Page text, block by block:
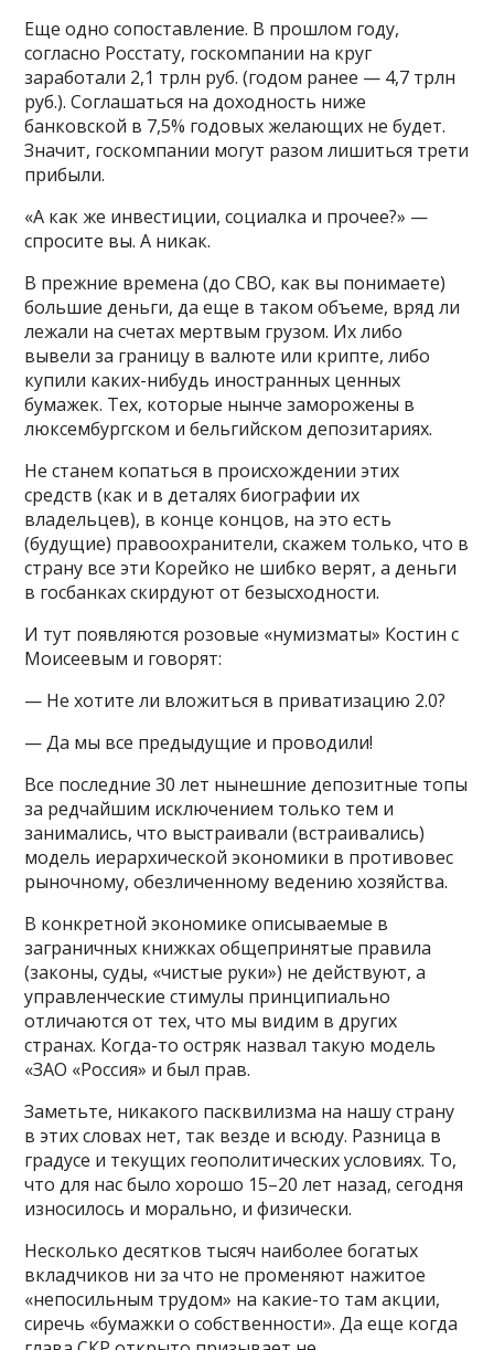
Еще одно сопоставление. В прошлом году,
согласно Росстату, госкомпании на круг
заработали 2,1 трлн руб. (годом ранее — 4,7 трлн
руб.). Соглашаться на доходность ниже
банковской в 7,5% годовых желающих не будет.
Значит, госкомпании могут разом лишиться трети
прибыли.
«А как же инвестиции, социалка и прочее?» —
спросите вы. А никак.
В прежние времена (до СВО, как вы понимаете)
большие деньги, да еще в таком объеме, вряд ли
лежали на счетах мертвым грузом. Их либо
вывели за границу в валюте или крипте, либо
купили каких-нибудь иностранных ценных
бумажек. Тех, которые нынче заморожены в
люксембургском и бельгийском депозитариях.
Не станем копаться в происхождении этих
средств (как и в деталях биографии их
владельцев), в конце концов, на это есть
(будущие) правоохранители, скажем только, что в
страну все эти Корейко не шибко верят, а деньги
в госбанках скирдуют от безысходности.
И тут появляются розовые «нумизматы» Костин с
Моисеевым и говорят:
— Не хотите ли вложиться в приватизацию 2.0?
— Да мы все предыдущие и проводили!
Все последние 30 лет нынешние депозитные топы
за редчайшим исключением только тем и
занимались, что выстраивали (встраивались)
модель иерархической экономики в противовес
рыночному, обезличенному ведению хозяйства.
В конкретной экономике описываемые в
заграничных книжках общепринятые правила
(законы, суды, «чистые руки») не действуют, а
управленческие стимулы принципиально
отличаются от тех, что мы видим в других
странах. Когда-то остряк назвал такую модель
«ЗАО «Россия» и был прав.
Заметьте, никакого пасквилизма на нашу страну
в этих словах нет, так везде и всюду. Разница в
градусе и текущих геополитических условиях. То,
что для нас было хорошо 15–20 лет назад, сегодня
износилось и морально, и физически.
Несколько десятков тысяч наиболее богатых
вкладчиков ни за что не променяют нажитое
«непосильным трудом» на какие-то там акции,
сиречь «бумажки о собственности». Да еще когда